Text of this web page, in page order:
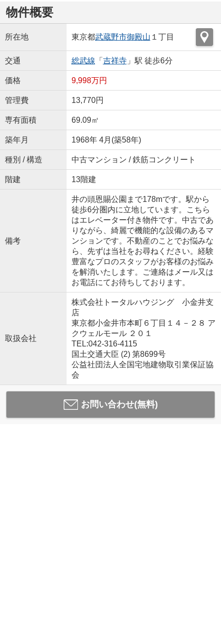
物件概要
所在地 東京都武蔵野市御殿山 １丁目
交通 総武線 「 吉祥寺」駅 徒歩6分
価格 9,998万円
管理費 13,770円
専有面積 69.09㎡
築年月 1968年 4月(築58年)
種別 / 構造 中古マンション / 鉄筋コンクリート
階建 13階建
備考
井の頭恩賜公園まで178mです。駅から
徒歩6分圏内に立地しています。こちら
はエレベーター付き物件です。中古であ
りながら、綺麗で機能的な設備のあるマ
ンションです。不動産のことでお悩みな
ら、先ずは当社をお尋ねください。経験
豊富なプロのスタッフがお客様のお悩み
を解消いたします。ご連絡はメール又は
お電話にてお待ちしております。
取扱会社
株式会社トータルハウジング 小金井支
店
東京都小金井市本町６丁目１４－２８ ア
クウェルモール ２０１
TEL:042-316-4115
国土交通大臣 (2) 第8699号
公益社団法人全国宅地建物取引業保証協
会
お問い合わせ(無料)